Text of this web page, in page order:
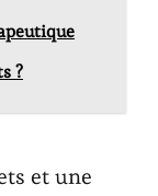
?
et une